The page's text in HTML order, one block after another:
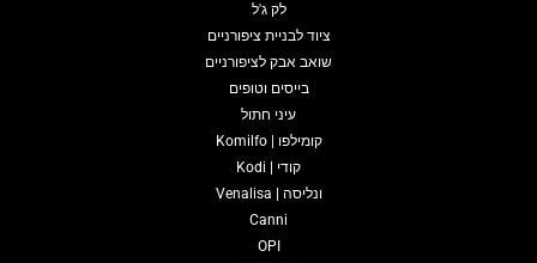
לק ג'ל
ציוד לבניית ציפורניים
שואב אבק לציפורניים
בייסים וטופים
עיני חתול
קומילפו | Komilfo
קודי | Kodi
ונליסה | Venalisa
Canni
OPI